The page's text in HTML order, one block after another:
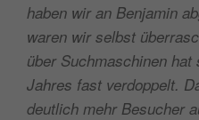
haben wir an Benjamin
waren wir selbst
über Suchmaschinen
Jahres fast verdoppelt.
deutlich mehr Besucher